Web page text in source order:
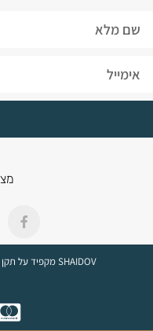
SHAIDOV מקפיד על תקן אבטחה SSL – לגלישה ורכישה בטוחים.